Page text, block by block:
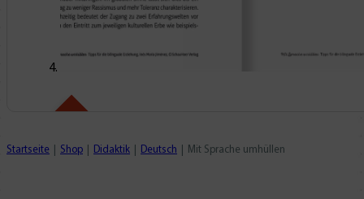
Mit Leseprobe!
Startseite Shop Didaktik Deutsch Mit Sprache umhüllen